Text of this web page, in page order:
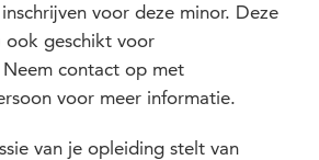
voor deze minor. Deze
ook geschikt voor
Neem contact op met
voor meer informatie.
van je opleiding stelt van